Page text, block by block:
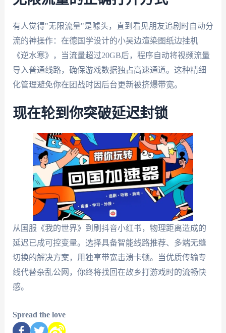
有人觉得"无限流量"是噱头，直到看见朋友追剧时自动分
流的神操作：在德国学设计的小吴边渲染图纸边挂机
《逆水寒》，当流量超过20GB后，程序自动将视频流量
导入普通线路，确保游戏数据独占高速通道。这种精细
化管理避免你在团战时因后台更新被挤爆带宽。
现在轮到你突破延迟封锁
从国服《我的世界》到刷抖音小红书，物理距离造成的
延迟已成可控变量。选择具备智能线路推荐、多端无缝
切换的解决方案，用独享带宽击溃卡顿。当优质传输专
线代替杂乱公网，你终将找回在故乡打游戏时的流畅快
感。
Spread the love